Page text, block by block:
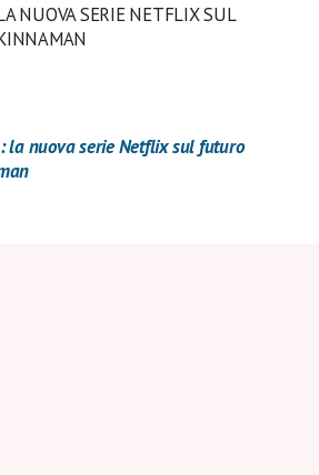
NUOVA SERIE NETFLIX SUL
la nuova serie Netflix sul futuro